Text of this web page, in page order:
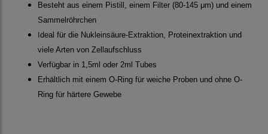
Besteht aus einem Pistill, einem Filter (80-145 μm) und einem
Sammelröhrchen
Ideal für die Nukleinsäure-Extraktion, Proteinextraktion und
viele Arten von Zellaufschluss
Verfügbar in 1,5ml oder 2ml Tubes
Erhältlich mit einem O-Ring für weiche Proben und ohne O-
Ring für härtere Gewebe